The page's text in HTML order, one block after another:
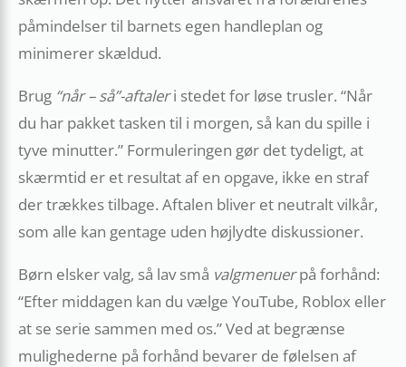
påmindelser til barnets egen handleplan og
minimerer skældud.
Brug “når – så”-aftaleri stedet for løse trusler. “Når
du har pakket tasken til i morgen, så kan du spille i
tyve minutter.” Formuleringen gør det tydeligt, at
skærmtid er et resultat af en opgave, ikke en straf
der trækkes tilbage. Aftalen bliver et neutralt vilkår,
som alle kan gentage uden højlydte diskussioner.
Børn elsker valg, så lav små valgmenuerpå forhånd:
“Efter middagen kan du vælge YouTube, Roblox eller
at se serie sammen med os.” Ved at begrænse
mulighederne på forhånd bevarer de følelsen af